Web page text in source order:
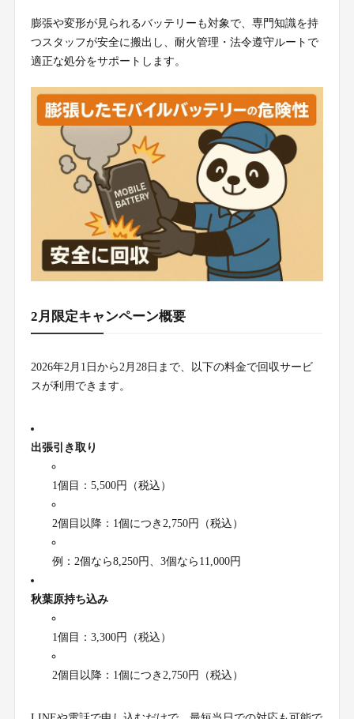
膨張や変形が見られるバッテリーも対象で、専門知識を持
つスタッフが安全に搬出し、耐火管理・法令遵守ルートで
適正な処分をサポートします。
2月限定キャンペーン概要
2026年2月1日から2月28日まで、以下の料金で回収サービ
スが利用できます。
出張引き取り
1個目：5,500円（税込）
2個目以降：1個につき2,750円（税込）
例：2個なら8,250円、3個なら11,000円
秋葉原持ち込み
1個目：3,300円（税込）
2個目以降：1個につき2,750円（税込）